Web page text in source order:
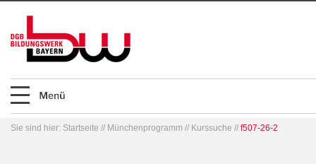
Sie sind hier: Startseite // Münchenprogramm // Kurssuche // f507-26-2